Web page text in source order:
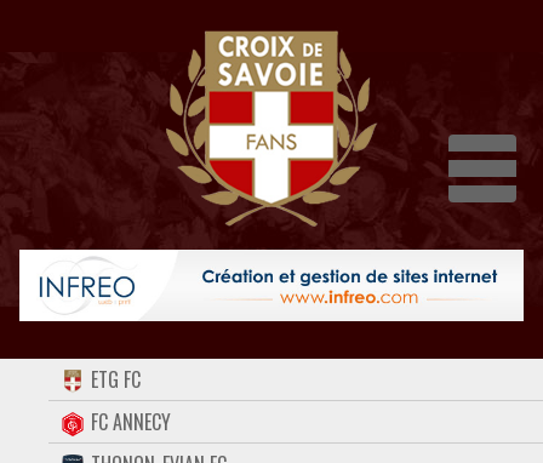
ACCUEIL
FORUM
ETG FC
FC ANNECY